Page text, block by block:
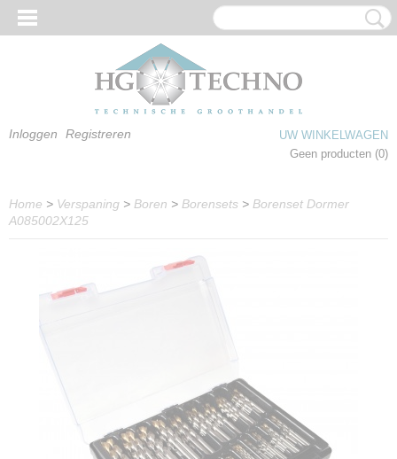
Inloggen Registreren
UW WINKELWAGEN
Geen producten (0)
Home > Verspaning > Boren > Borensets > Borenset Dormer
A085002X125